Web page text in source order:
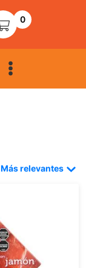
0
Más relevantes